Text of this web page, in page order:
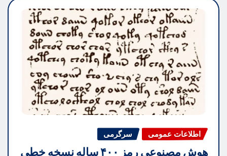
اطلاعات عمومی سرگرمی
هوش مصنوعی رمز ۴۰۰ ساله نسخه خطی